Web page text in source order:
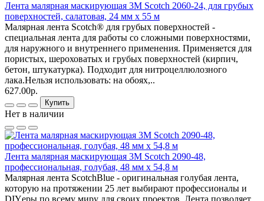
Лента малярная маскирующая 3М Scotch 2060-24, для грубых
поверхностей, салатовая, 24 мм x 55 м
Малярная лента Scotch® для грубых поверхностей -
специальная лента для работы со сложными поверхностями,
для наружного и внутреннего применения. Применяется для
пористых, шероховатых и грубых поверхностей (кирпич,
бетон, штукатурка). Подходит для нитроцеллюлозного
лака.Нельзя использовать: на обоях,..
627.00р.
Купить
Нет в наличии
Лента малярная маскирующая 3М Scotch 2090-48,
профессиональная, голубая, 48 мм x 54,8 м
Малярная лента ScotchBlue - оригинальная голубая лента,
которую на протяжении 25 лет выбирают профессионалы и